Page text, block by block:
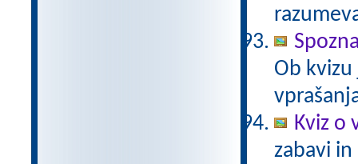
Ob
Kviz o
zabavi